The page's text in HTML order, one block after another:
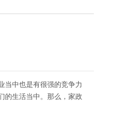
当中也是有很强的竞争力
的生活当中。那么，家政